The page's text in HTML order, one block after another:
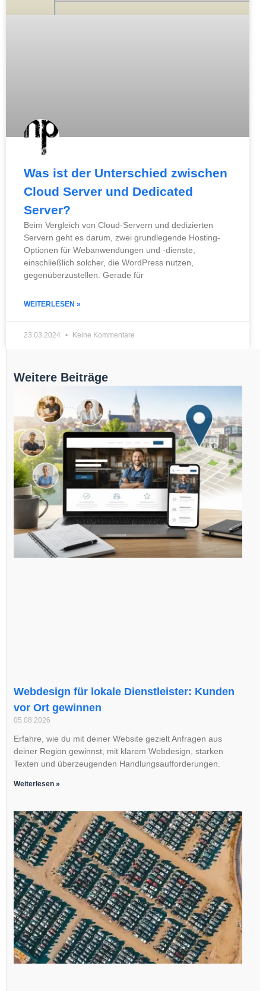
Was ist der Unterschied zwischen
Cloud Server und Dedicated
Server?
Beim Vergleich von Cloud-Servern und dedizierten
Servern geht es darum, zwei grundlegende Hosting-
Optionen für Webanwendungen und -dienste,
einschließlich solcher, die WordPress nutzen,
gegenüberzustellen. Gerade für
WEITERLESEN »
23.03.2024 Keine Kommentare
Weitere Beiträge
Webdesign für lokale Dienstleister: Kunden
vor Ort gewinnen
05.08.2026
Erfahre, wie du mit deiner Website gezielt Anfragen aus
deiner Region gewinnst, mit klarem Webdesign, starken
Texten und überzeugenden Handlungsaufforderungen.
Weiterlesen »